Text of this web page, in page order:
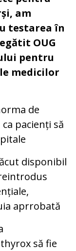
am
testarea în
OUG
pentru
medicilor
de
pacienți să
disponibil
aprrobată
să fie